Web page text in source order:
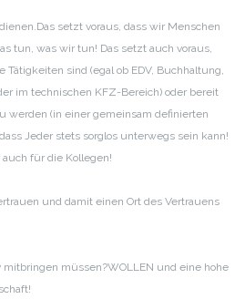
Das setzt voraus, dass wir Menschen
tun, was wir tun! Das setzt auch voraus,
Tätigkeiten sind (egal ob EDV, Buchhaltung,
im technischen KFZ-Bereich) oder bereit
werden (in einer gemeinsam definierten
Jeder stets sorglos unterwegs sein kann!
für die Kollegen!
und damit einen Ort des Vertrauens
mitbringen müssen?WOLLEN und eine hohe